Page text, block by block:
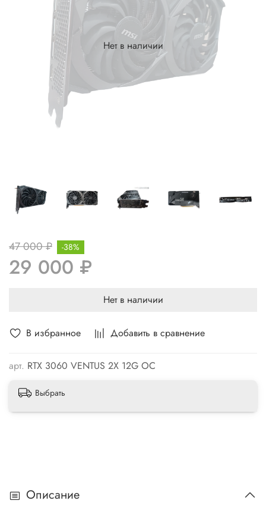
В избранное Добавить в сравнение
арт. RTX 3060 VENTUS 2X 12G OC
Нет в наличии
47 000 ₽
29 000 ₽
-38%
Нет в наличии
Выбрать
Описание